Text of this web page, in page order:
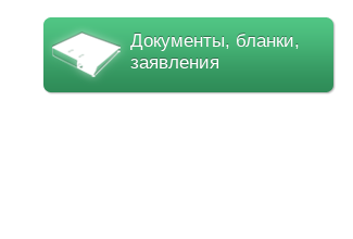
Документы, бланки,
заявления